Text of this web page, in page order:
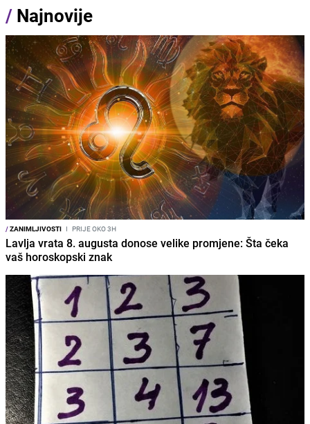
/ Najnovije
/ZANIMLJIVOSTI I PRIJE OKO 3H
Lavlja vrata 8. augusta donose velike promjene: Šta čeka
vaš horoskopski znak